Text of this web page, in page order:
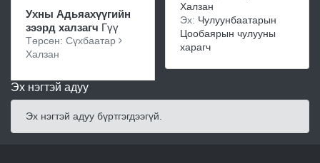
Ухны Адьяахүүгийн
зээрд халзагч Гүү
Төрсөн: Сүхбаатар
Халзан
Халзан
Эх: Чулуунбаатарын
Цообаярын чулууны
харагч
Эх нэгтэй адуу
Эх нэгтэй адуу бүртгэгдээгүй.